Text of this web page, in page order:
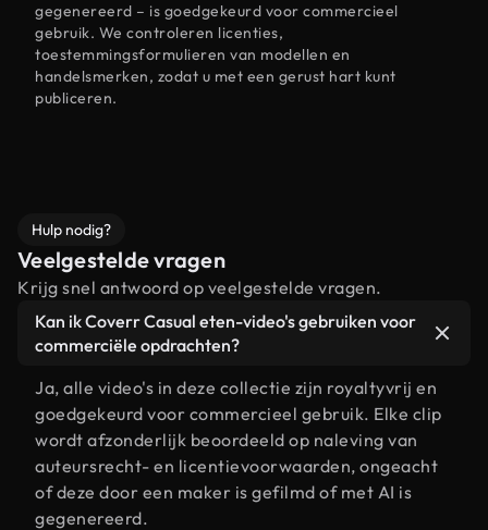
gegenereerd – is goedgekeurd voor commercieel
gebruik. We controleren licenties,
toestemmingsformulieren van modellen en
handelsmerken, zodat u met een gerust hart kunt
publiceren.
Hulp nodig?
Veelgestelde vragen
Krijg snel antwoord op veelgestelde vragen.
Kan ik Coverr Casual eten-video's gebruiken voor
commerciële opdrachten?
Ja, alle video's in deze collectie zijn royaltyvrij en
goedgekeurd voor commercieel gebruik. Elke clip
wordt afzonderlijk beoordeeld op naleving van
auteursrecht- en licentievoorwaarden, ongeacht
of deze door een maker is gefilmd of met AI is
gegenereerd.